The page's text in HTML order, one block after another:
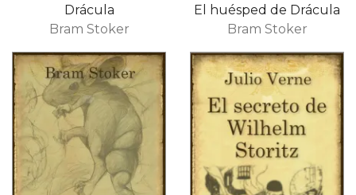
Drácula
Bram Stoker
El huésped de Drácula
Bram Stoker